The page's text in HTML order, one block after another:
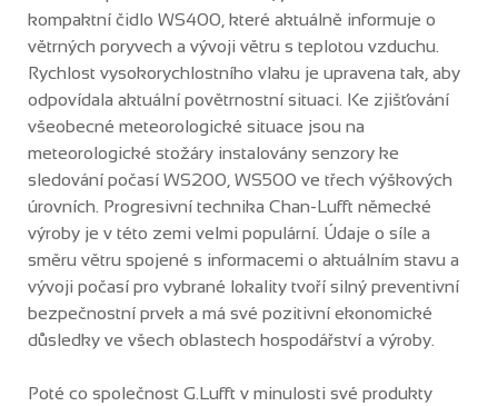
kompaktní čidlo WS400, které aktuálně informuje o
větrných poryvech a vývoji větru s teplotou vzduchu.
Rychlost vysokorychlostního vlaku je upravena tak, aby
odpovídala aktuální povětrnostní situaci. Ke zjišťování
všeobecné meteorologické situace jsou na
meteorologické stožáry instalovány senzory ke
sledování počasí WS200, WS500 ve třech výškových
úrovních. Progresivní technika Chan-Lufft německé
výroby je v této zemi velmi populární. Údaje o síle a
směru větru spojené s informacemi o aktuálním stavu a
vývoji počasí pro vybrané lokality tvoří silný preventivní
bezpečnostní prvek a má své pozitivní ekonomické
důsledky ve všech oblastech hospodářství a výroby.
Poté co společnost G.Lufft v minulosti své produkty